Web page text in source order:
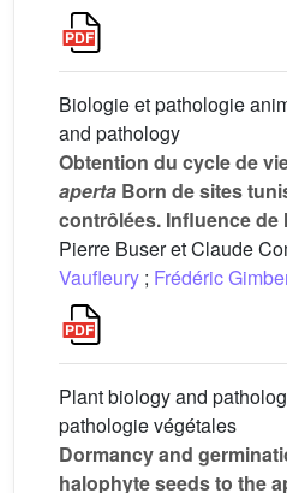
Biologie et pathologie
and pathology
Obtention du cycle de
aperta Born de sites
contrôlées. Influence de
Pierre Buser et Claude
Vaufleury ; Frédéric
Plant biology and
pathologie végétales
Dormancy and
halophyte seeds to the